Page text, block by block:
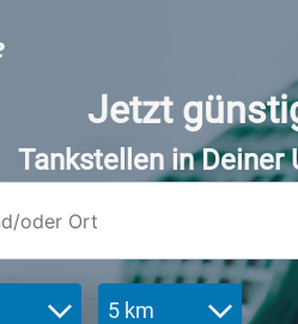
Jetzt
Tankstellen in Deiner
5 km